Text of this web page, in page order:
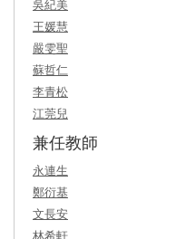
吳紀美
王媛慧
嚴雯聖
蘇哲仁
李青松
江莞兒
兼任教師
永連生
鄭衍基
文長安
林希軒